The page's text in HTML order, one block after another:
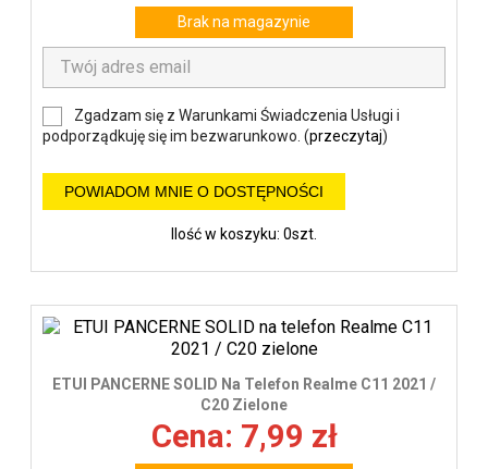
Brak na magazynie
Zgadzam się z Warunkami Świadczenia Usługi i
podporządkuję się im bezwarunkowo. (przeczytaj)
POWIADOM MNIE O DOSTĘPNOŚCI
Ilość w koszyku: 0szt.
ETUI PANCERNE SOLID Na Telefon Realme C11 2021 /
C20 Zielone
Cena: 7,99 zł